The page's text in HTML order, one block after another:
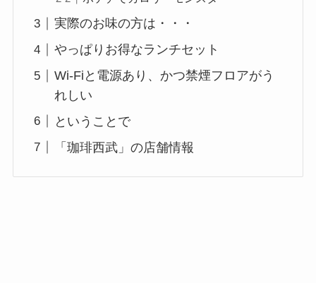
実際のお味の方は・・・
やっぱりお得なランチセット
Wi-Fiと電源あり、かつ禁煙フロアがう
れしい
ということで
「珈琲西武」の店舗情報